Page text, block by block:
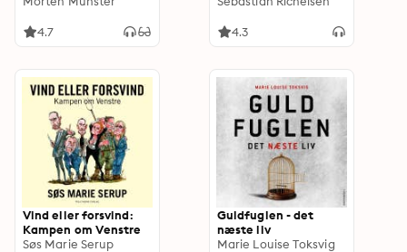
middelmådighed
4.7 4.3
Vind eller forsvind:
Kampen om Venstre
Søs Marie Serup
Guldfuglen - det
næste liv
Marie Louise Toksvig